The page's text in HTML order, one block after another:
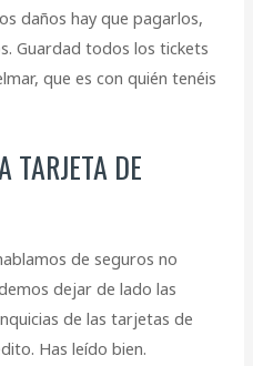
daños hay que pagarlos,
Guardad todos los tickets
que es con quién tenéis
TARJETA DE
de seguros no
dejar de lado las
de las tarjetas de
Has leído bien.